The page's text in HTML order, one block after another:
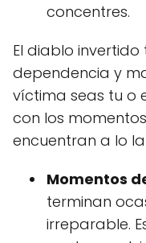
concentres.
El diablo
dependencia y
víctima seas tu o
con los
encuentran a lo
Momentos
terminan
irreparable.